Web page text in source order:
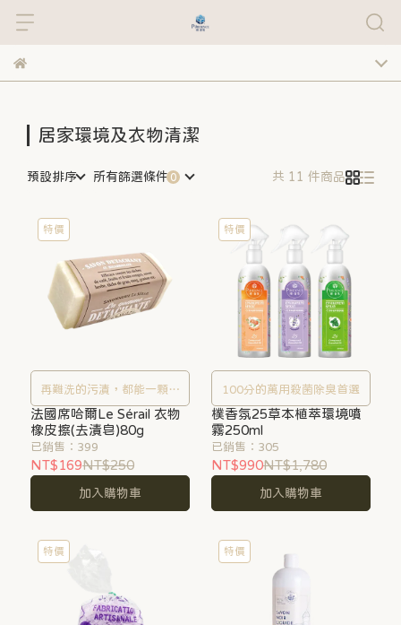
居家環境及衣物清潔
預設排序 所有篩選條件 共 11 件商品
特價
再難洗的污漬，都能一顆輕
鬆搞定
法國席哈爾Le Sérail 衣物
橡皮擦(去漬皂)80g
已銷售：399
NT$169NT$250
加入購物車
特價
100分的萬用殺菌除臭首選
樸香氛25草本植萃環境噴
霧250ml
已銷售：305
NT$990NT$1,780
加入購物車
特價 特價